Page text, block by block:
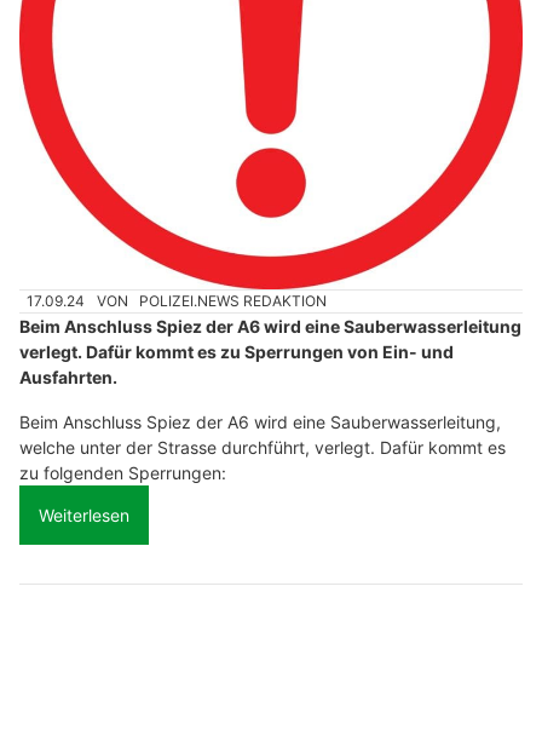
17.09.24 VON POLIZEI.NEWS REDAKTION
Beim Anschluss Spiez der A6 wird eine Sauberwasserleitung
verlegt. Dafür kommt es zu Sperrungen von Ein- und
Ausfahrten.
Beim Anschluss Spiez der A6 wird eine Sauberwasserleitung,
welche unter der Strasse durchführt, verlegt. Dafür kommt es
zu folgenden Sperrungen:
Weiterlesen